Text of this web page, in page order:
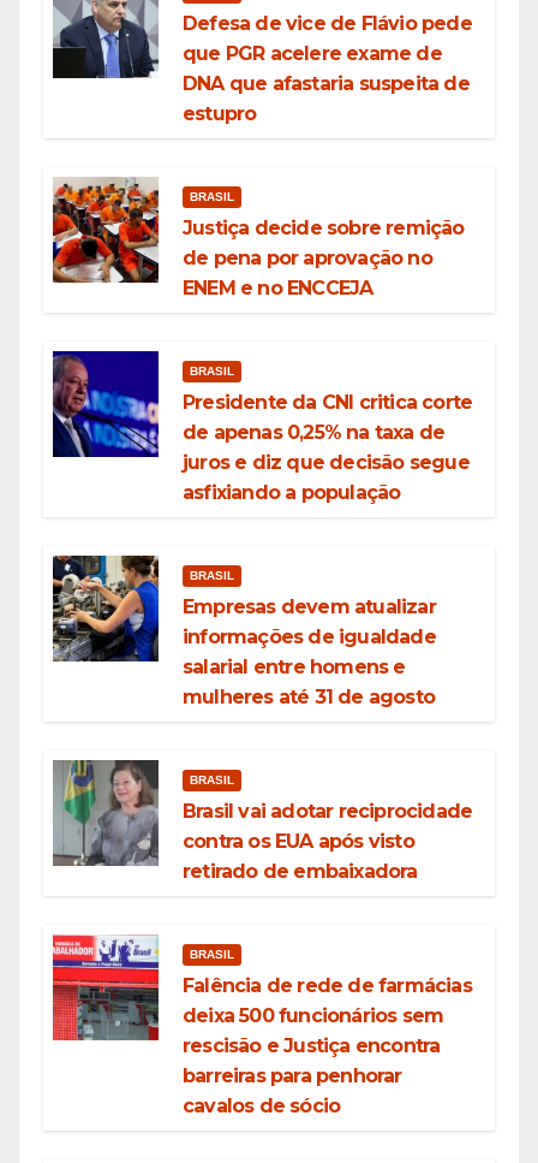
Defesa de vice de Flávio pede
que PGR acelere exame de
DNA que afastaria suspeita de
estupro
BRASIL
Justiça decide sobre remição
de pena por aprovação no
ENEM e no ENCCEJA
BRASIL
Presidente da CNI critica corte
de apenas 0,25% na taxa de
juros e diz que decisão segue
asfixiando a população
BRASIL
Empresas devem atualizar
informações de igualdade
salarial entre homens e
mulheres até 31 de agosto
BRASIL
Brasil vai adotar reciprocidade
contra os EUA após visto
retirado de embaixadora
BRASIL
Falência de rede de farmácias
deixa 500 funcionários sem
rescisão e Justiça encontra
barreiras para penhorar
cavalos de sócio